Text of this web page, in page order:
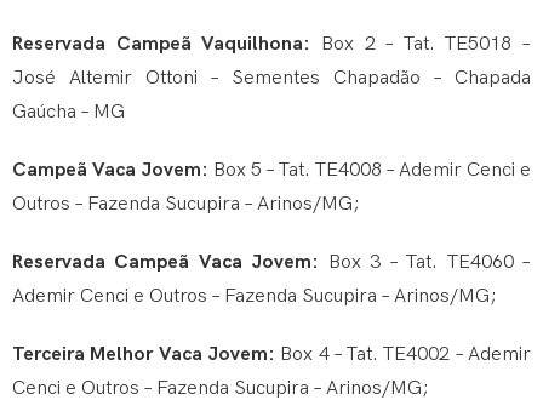
Reservada Campeã Vaquilhona:
Box 2 – Tat. TE5018 –
José Altemir Ottoni – Sementes Chapadão – Chapada
Gaúcha – MG
Campeã Vaca Jovem: Box 5 – Tat. TE4008 – Ademir Cenci e
Outros – Fazenda Sucupira – Arinos/MG;
Reservada Campeã Vaca Jovem: Box 3 – Tat. TE4060 –
Ademir Cenci e Outros – Fazenda Sucupira – Arinos/MG;
Terceira Melhor Vaca Jovem: Box 4 – Tat. TE4002 – Ademir
Cenci e Outros – Fazenda Sucupira – Arinos/MG;